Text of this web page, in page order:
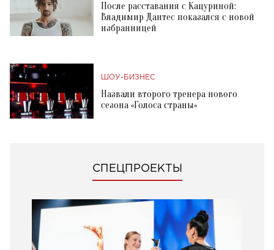
После расставания с Кацуриной:
Владимир Дантес показался с новой
избранницей
ШОУ-БИЗНЕС
Назвали второго тренера нового
сезона «Голоса страны»
СПЕЦПРОЕКТЫ